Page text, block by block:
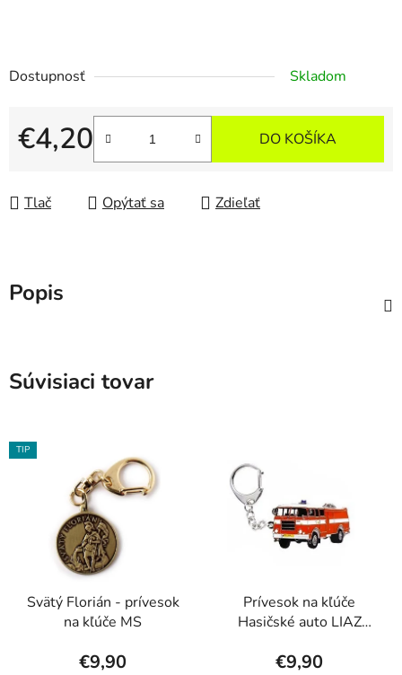
Dostupnosť Skladom
€4,20
Jednotková cena:
DO KOŠÍKA
Tlač Opýtať sa Zdieľať
Popis
Súvisiaci tovar
TIP
Svätý Florián - prívesok
na kľúče MS
€9,90
Prívesok na kľúče
Hasičské auto LIAZ
€9,90